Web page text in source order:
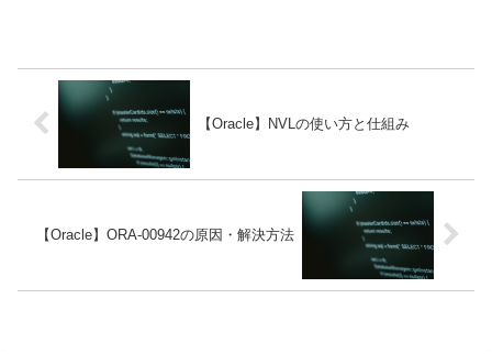
【Oracle】NVLの使い方と仕組み
【Oracle】ORA-00942の原因・解決方法